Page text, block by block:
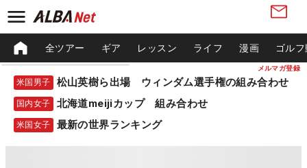
メルマガ登録
全ツアー ギア レッスン ライフ 漫画 ゴル
米国男子 松山英樹ら出場 ウィンダム選手権の組み合わせ
国内女子 北海道meijiカップ 組み合わせ
米国女子 最新の世界ランキング